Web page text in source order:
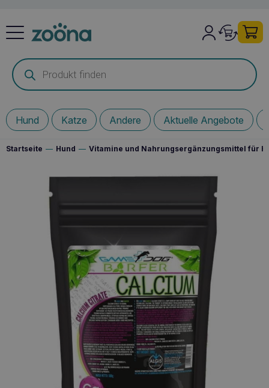
Products
search
Hund Katze Andere Aktuelle Angebote
Startseite — Hund — Vitamine und Nahrungsergänzungsmittel für